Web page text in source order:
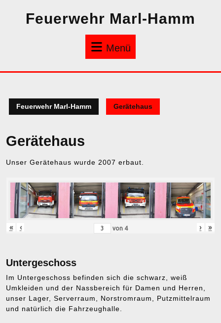
Feuerwehr Marl-Hamm
Menü
Feuerwehr Marl-Hamm Gerätehaus
Gerätehaus
Unser Gerätehaus wurde 2007 erbaut.
« ‹ von 4 › »
Untergeschoss
Im Untergeschoss befinden sich die schwarz, weiß
Umkleiden und der Nassbereich für Damen und Herren,
unser Lager, Serverraum, Norstromraum, Putzmittelraum
und natürlich die Fahrzeughalle.